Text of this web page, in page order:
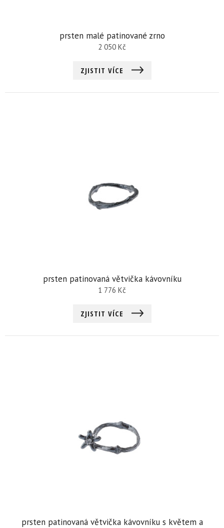
prsten malé patinované zrno
2 050 Kč
ZJISTIT VÍCE
prsten patinovaná větvička kávovníku
1 776 Kč
ZJISTIT VÍCE
prsten patinovaná větvička kávovníku s květem a